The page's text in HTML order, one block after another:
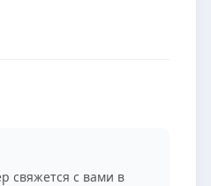
свяжется с вами в